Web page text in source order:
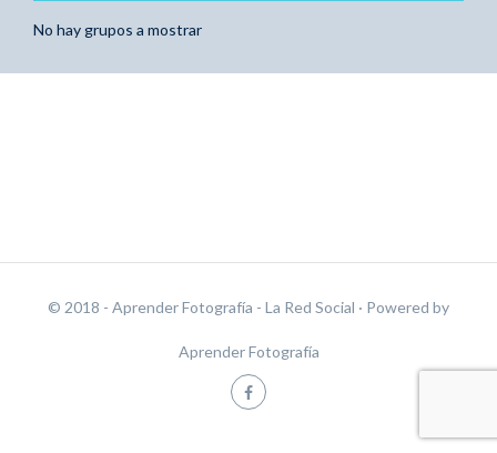
No hay grupos a mostrar
© 2018 - Aprender Fotografía - La Red Social · Powered by
Aprender Fotografía